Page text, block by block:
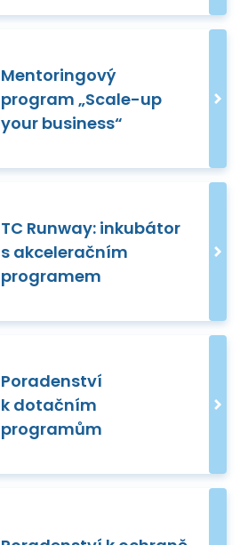
Mentoringový
program „Scale-up
your business“
TC Runway: inkubátor
s akceleračním
programem
Poradenství
k dotačním
programům